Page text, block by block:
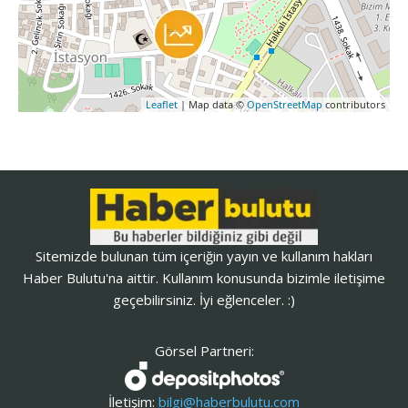
Leaflet | Map data © OpenStreetMap contributors
Sitemizde bulunan tüm içeriğin yayın ve kullanım hakları
Haber Bulutu'na aittir. Kullanım konusunda bizimle iletişime
geçebilirsiniz. İyi eğlenceler. :)
Görsel Partneri:
İletişim: bilgi@haberbulutu.com